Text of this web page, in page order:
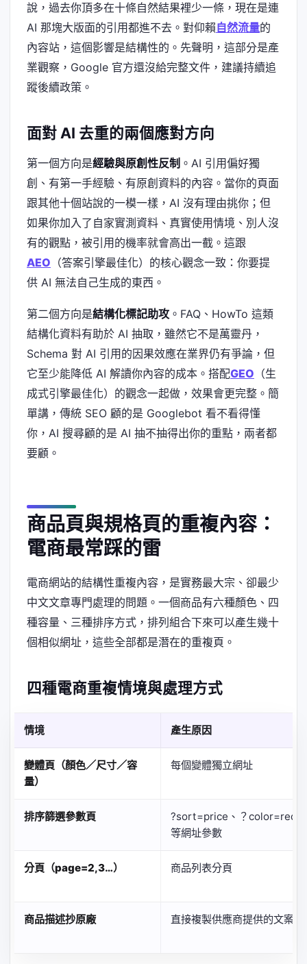
說，過去你頂多在十條自然結果裡少一條，現在是連
AI 那塊大版面的引用都進不去。對仰賴自然流量的
內容站，這個影響是結構性的。先聲明，這部分是產
業觀察，Google 官方還沒給完整文件，建議持續追
蹤後續政策。
面對 AI 去重的兩個應對方向
第一個方向是經驗與原創性反制 。AI 引用偏好獨
創、有第一手經驗、有原創資料的內容。當你的頁面
跟其他十個站說的一模一樣，AI 沒有理由挑你；但
如果你加入了自家實測資料、真實使用情境、別人沒
有的觀點，被引用的機率就會高出一截。這跟
AEO （答案引擎最佳化）的核心觀念一致：你要提
供 AI 無法自己生成的東西。
第二個方向是結構化標記助攻 。FAQ、HowTo 這類
結構化資料有助於 AI 抽取，雖然它不是萬靈丹，
Schema 對 AI 引用的因果效應在業界仍有爭論，但
它至少能降低 AI 解讀你內容的成本。搭配GEO （生
成式引擎最佳化）的觀念一起做，效果會更完整。簡
單講，傳統 SEO 顧的是 Googlebot 看不看得懂
你，AI 搜尋顧的是 AI 抽不抽得出你的重點，兩者都
要顧。
商品頁與規格頁的重複內容：
電商最常踩的雷
電商網站的結構性重複內容，是實務最大宗、卻最少
中文文章專門處理的問題。一個商品有六種顏色、四
種容量、三種排序方式，排列組合下來可以產生幾十
個相似網址，這些全部都是潛在的重複頁。
四種電商重複情境與處理方式
情境 產生原因
變體頁（顏色／尺寸／容
量）
每個變體獨立網址
排序篩選參數頁
?sort=price、？color=red
等網址參數
分頁（page=2,3…） 商品列表分頁
商品描述抄原廠 直接複製供應商提供的文案